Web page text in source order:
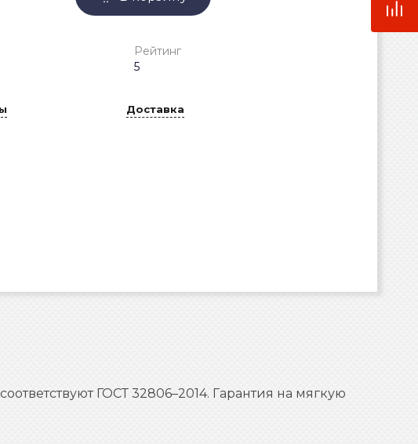
Рейтинг
5
Доставка
ГОСТ 32806–2014. Гарантия на мягкую